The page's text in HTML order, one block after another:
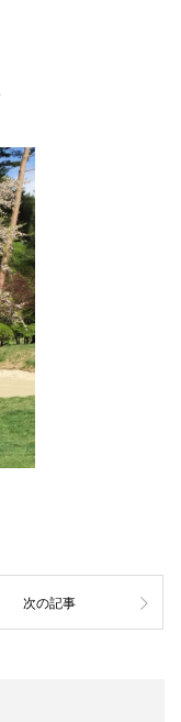
次の記事